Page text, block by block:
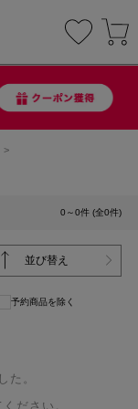
>
0～0件 (全0件)
並び替え
予約商品を除く
た。
ださい。